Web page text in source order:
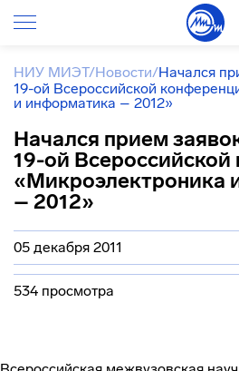
НИУ МИЭТ/Новости/Начался
19-ой Всероссийской
и информатика – 2012»
Начался прием
19-ой
«Микроэлектроника
– 2012»
05 декабря 2011
534 просмотра